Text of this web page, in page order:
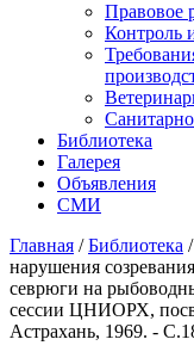
Правовое
Контроль
Библиотека
Галерея
Объявления
СМИ
Главная /Библиотека /
нарушения
севрюги на
сессии ЦНИОРХ,
Астрахань, 1969. -